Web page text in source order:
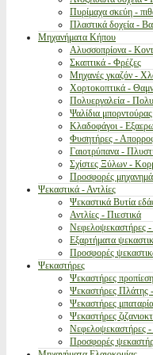
Πυρίμαχα σκεύη -
Πλαστικά δοχεία -
Μηχανήματα Κήπου
Αλυσσοπρίονα -
Σκαπτικά - Φρέζες
Μηχανές γκαζόν -
Χορτοκοπτικά -
Πολυεργαλεία -
Ψαλίδια
Κλαδοφάγοι -
Φυσητήρες -
Γαιοτρύπανα -
Σχίστες Ξύλων -
Προσφορές
Ψεκαστικά - Αντλίες
Ψεκαστικά Βυτία
Αντλίες - Πιεστικά
Νεφελοψεκαστήρες -
Εξαρτήματα
Προσφορές
Ψεκαστήρες
Ψεκαστήρες
Ψεκαστήρες Πλάτης -
Ψεκαστήρες
Ψεκαστήρες
Νεφελοψεκαστήρες -
Προσφορές